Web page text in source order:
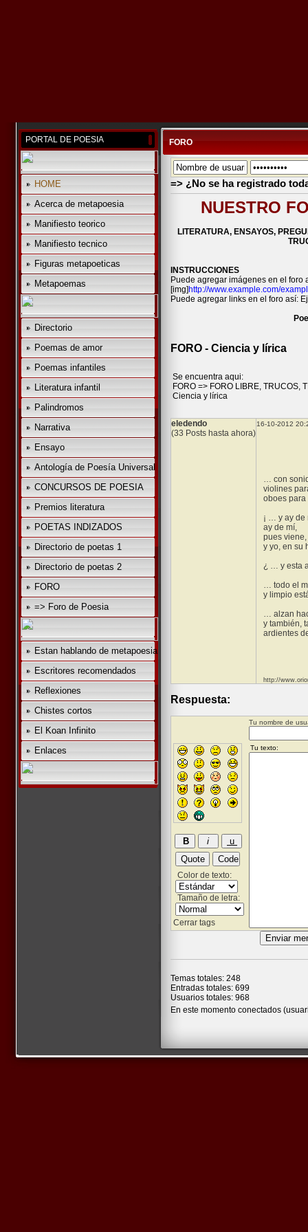
PORTAL DE POESIA
HOME
Acerca de metapoesia
Manifiesto teorico
Manifiesto tecnico
Figuras metapoeticas
Metapoemas
Directorio
Poemas de amor
Poemas infantiles
Literatura infantil
Palindromos
Narrativa
Ensayo
Antología de Poesía Universal
CONCURSOS DE POESIA
Premios literatura
POETAS INDIZADOS
Directorio de poetas 1
Directorio de poetas 2
FORO
=> Foro de Poesia
Estan hablando de metapoesia
Escritores recomendados
Reflexiones
Chistes cortos
El Koan Infinito
Enlaces
FORO
=> ¿No se ha registrado
NUESTRO
LITERATURA, ENSAYOS,
INSTRUCCIONES
Puede agregar imágenes en el foro
[img] http://www.example.com/
Puede agregar links en el foro así:
FORO - Ciencia y lírica
Se encuentra aqui:
FORO => FORO LIBRE, TRUCOS,
Ciencia y lírica
eledendo
(33 Posts hasta ahora)
16-10-2012
… con
violines
oboes para
¡ … y ay de
ay de mí,
pues
y yo, en su
¿ … y esta
… todo el
y limpio
… alzan
y también,
ardientes
http://
Respuesta:
Tu nombre de
Color de texto:
Tamaño de letra:
Cerrar tags
Temas totales: 248
Entradas totales: 699
Usuarios totales: 968
En este momento conectados